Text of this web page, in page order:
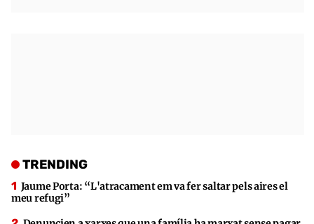
TRENDING
Jaume Porta: “L'atracament em va fer saltar pels aires el
meu refugi”